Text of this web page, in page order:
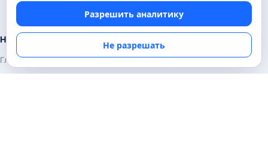
Навигация
Главная
Поиск
Разрешить аналитику
Не разрешать